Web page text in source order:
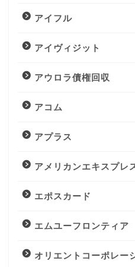
アイフル
アイヴィジット
アウロラ債権回収
アコム
アプラス
アメリカンエキスプレ
エポスカード
エムユーフロンティア
オリエントコーポレー